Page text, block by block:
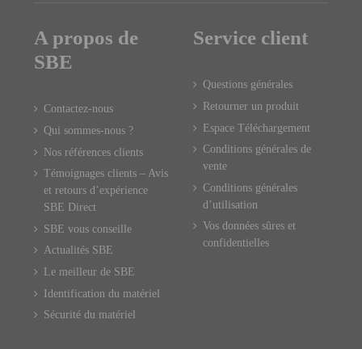
A propos de
SBE
Contactez-nous
Qui sommes-nous ?
Nos références clients
Témoignages clients – Avis
et retours d’expérience
SBE Direct
SBE vous conseille
Actualités SBE
Le meilleur de SBE
Identification du matériel
Sécurité du matériel
Service client
Questions générales
Retourner un produit
Espace Téléchargement
Conditions générales de
vente
Conditions générales
d’utilisation
Vos données sûres et
confidentielles